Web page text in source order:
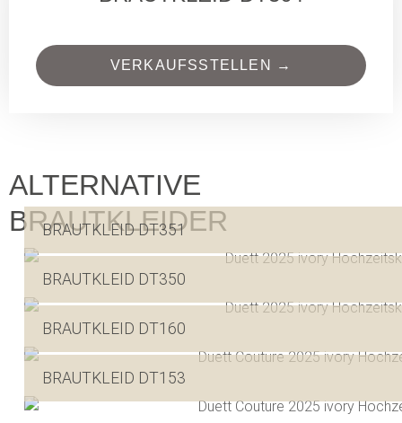
VERKAUFSSTELLEN →
ALTERNATIVE
BRAUTKLEIDER
BRAUTKLEID DT351
BRAUTKLEID DT350
BRAUTKLEID DT160
BRAUTKLEID DT153